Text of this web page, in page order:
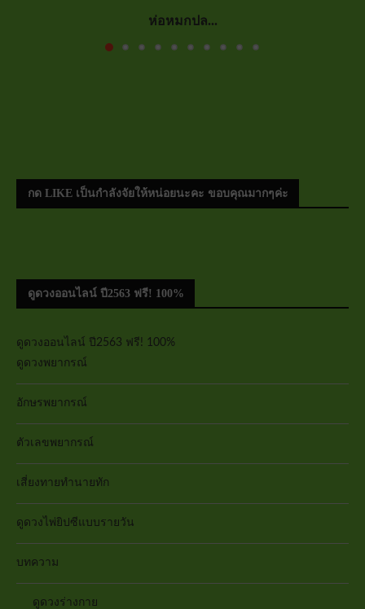
ห่อหมกปล...
กด LIKE เป็นกำลังจัยให้หน่อยนะคะ ขอบคุณมากๆค่ะ
ดูดวงออนไลน์ ปี2563 ฟรี! 100%
ดูดวงออนไลน์ ปี2563 ฟรี! 100%
ดูดวงพยากรณ์
อักษรพยากรณ์
ตัวเลขพยากรณ์
เสี่ยงทายทำนายทัก
ดูดวงไพ่ยิปซีแบบรายวัน
บทความ
ดูดวงร่างกาย